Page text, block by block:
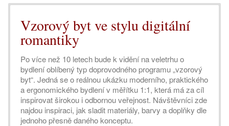
Vzorový byt ve stylu digitální
romantiky
Po více než 10 letech bude k vidění na veletrhu o
bydlení oblíbený typ doprovodného programu „vzorový
byt“. Jedná se o reálnou ukázku moderního, praktického
a ergonomického bydlení v měřítku 1:1, která má za cíl
inspirovat širokou i odbornou veřejnost. Návštěvníci zde
najdou inspiraci, jak sladit materiály, barvy a doplňky dle
jednoho přesně daného konceptu.